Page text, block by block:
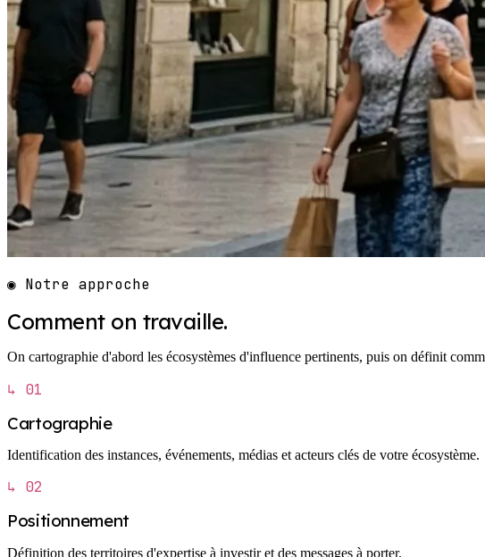
◉ Notre approche
Comment on travaille.
On cartographie d'abord les écosystèmes d'influence pertinents, puis on définit
↳ 01
Cartographie
Identification des instances, événements, médias et acteurs clés de votre écosystème.
↳ 02
Positionnement
Définition des territoires d'expertise à investir et des messages à porter.